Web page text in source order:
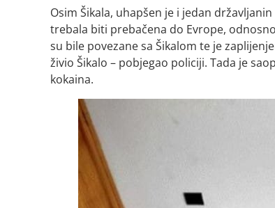
Osim Šikala, uhapšen je i jedan
trebala biti prebačena do Evrope,
su bile povezane sa Šikalom te je
živio Šikalo – pobjegao policiji. Tada je
kokaina.